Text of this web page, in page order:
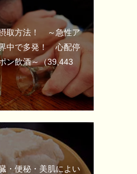
取方法！ ～急性ア
中で多発！ 心配停
ン飲酒～（39,443
・便秘・美肌によい